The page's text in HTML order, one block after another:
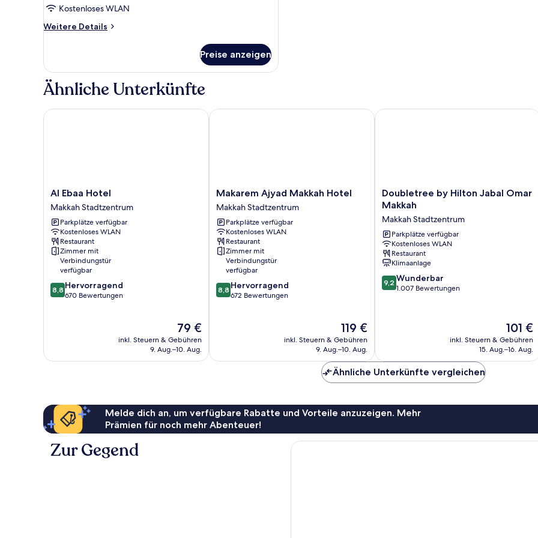
Kostenloses WLAN
Weitere Details
Weitere
Preise anzeigen
Ähnliche Unterkünfte
Al
Ebaa
Hotel
Makkah
Stadtzentrum
Al Ebaa Hotel
Makkah Stadtzentrum
Parkplätze verfügbar
Kostenloses WLAN
Restaurant
Zimmer mit
Verbindungstür
verfügbar
8.8
von
8,8 Hervorragend
670 Bewertungen
Der
Preis
beträgt
79 €
inkl. Steuern & Gebühren
9. Aug.–10. Aug.
Al Ebaa Hotel
Makarem
Ajyad
Makkah
Hotel
Makkah
Stadtzentrum
Makarem Ajyad Makkah Hotel
Makkah Stadtzentrum
Parkplätze verfügbar
Kostenloses WLAN
Restaurant
Zimmer mit
Verbindungstür
verfügbar
8.8
von
8,8 Hervorragend
672 Bewertungen
Der
Preis
beträgt
119 €
inkl. Steuern & Gebühren
9. Aug.–10. Aug.
Makarem Ajyad Makkah Hotel
Doubletree
by
Jabal
Omar
Makkah
Makkah
Stadtzentrum
Doubletree by Hilton Jabal Omar
Makkah
Makkah Stadtzentrum
Parkplätze verfügbar
Kostenloses WLAN
Restaurant
Klimaanlage
9.2
von
9,2 Wunderbar
1.007 Bewertungen
Der
Preis
beträgt
101 €
inkl. Steuern & Gebühren
15. Aug.–16. Aug.
Doubletree by Hilton Jabal Omar
Ähnliche Unterkünfte vergleichen
Melde dich an, um verfügbare Rabatte und Vorteile anzuzeigen. Mehr
Prämien für noch mehr Abenteuer!
Zur Gegend